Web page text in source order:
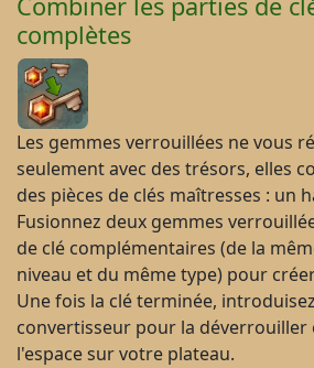
complètes
Les gemmes verrouillées ne vous
seulement avec des trésors, elles
des pièces de clés maîtresses : un
Fusionnez deux gemmes
de clé complémentaires (de la
niveau et du même type) pour
Une fois la clé terminée,
convertisseur pour la déverrouiller
l'espace sur votre plateau.